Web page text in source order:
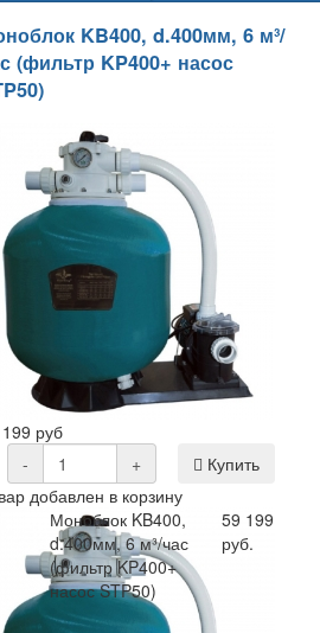
KB400, d.400мм, 6 м³/
(фильтр KP400+ насос
руб
-
+
Купить
добавлен в корзину
Моноблок KB400,
d.400мм, 6 м³/час
(фильтр KP400+
насос STP50)
59 199
руб.